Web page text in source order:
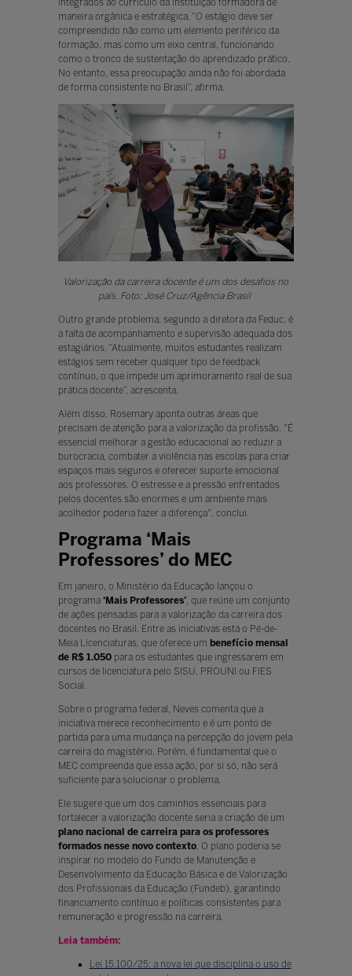
maneira orgânica e estratégica. “O estágio deve ser
compreendido não como um elemento periférico da
formação, mas como um eixo central, funcionando
como o tronco de sustentação do aprendizado prático.
No entanto, essa preocupação ainda não foi abordada
de forma consistente no Brasil”, afirma.
Valorização da carreira docente é um dos desafios no
país. Foto: José Cruz/Agência Brasil
Outro grande problema, segundo a diretora da Feduc, é
a falta de acompanhamento e supervisão adequada dos
estagiários. “Atualmente, muitos estudantes realizam
estágios sem receber qualquer tipo de feedback
contínuo, o que impede um aprimoramento real de sua
prática docente”, acrescenta.
Além disso, Rosemary aponta outras áreas que
precisam de atenção para a valorização da profissão. "É
essencial melhorar a gestão educacional ao reduzir a
burocracia, combater a violência nas escolas para criar
espaços mais seguros e oferecer suporte emocional
aos professores. O estresse e a pressão enfrentados
pelos docentes são enormes e um ambiente mais
acolhedor poderia fazer a diferença", conclui.
Programa ‘Mais
Professores’ do MEC
Em janeiro, o Ministério da Educação lançou o
programa ‘Mais Professores’, que reúne um conjunto
de ações pensadas para a valorização da carreira dos
docentes no Brasil. Entre as iniciativas está o Pé-de-
Meia Licenciaturas, que oferece um benefício mensal
de R$ 1.050 para os estudantes que ingressarem em
cursos de licenciatura pelo SISU, PROUNI ou FIES
Social.
Sobre o programa federal, Neves comenta que a
iniciativa merece reconhecimento e é um ponto de
partida para uma mudança na percepção do jovem pela
carreira do magistério. Porém, é fundamental que o
MEC compreenda que essa ação, por si só, não será
suficiente para solucionar o problema.
Ele sugere que um dos caminhos essenciais para
fortalecer a valorização docente seria a criação de um
plano nacional de carreira para os professores
formados nesse novo contexto. O plano poderia se
inspirar no modelo do Fundo de Manutenção e
Desenvolvimento da Educação Básica e de Valorização
dos Profissionais da Educação (Fundeb), garantindo
financiamento contínuo e políticas consistentes para
remuneração e progressão na carreira.
Leia também:
Lei 15.100/25: a nova lei que disciplina o uso de